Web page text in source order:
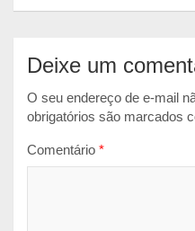
Deixe um
O seu endereço de e-mail
obrigatórios são marcados
Comentário *